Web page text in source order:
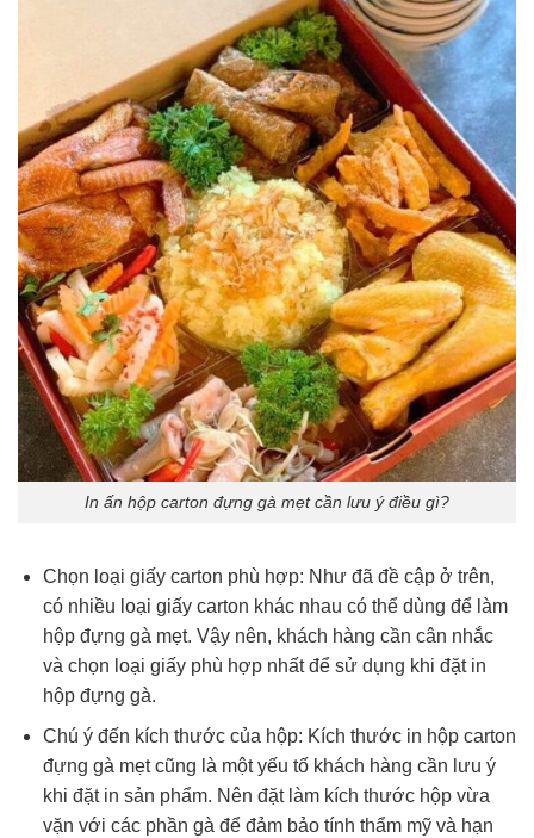
In ấn hộp carton đựng gà mẹt cần lưu ý điều gì?
Chọn loại giấy carton phù hợp: Như đã đề cập ở trên,
có nhiều loại giấy carton khác nhau có thể dùng để làm
hộp đựng gà mẹt. Vậy nên, khách hàng cần cân nhắc
và chọn loại giấy phù hợp nhất để sử dụng khi đặt in
hộp đựng gà.
Chú ý đến kích thước của hộp: Kích thước in hộp carton
đựng gà mẹt cũng là một yếu tố khách hàng cần lưu ý
khi đặt in sản phẩm. Nên đặt làm kích thước hộp vừa
vặn với các phần gà để đảm bảo tính thẩm mỹ và hạn